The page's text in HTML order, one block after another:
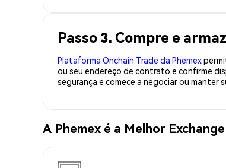
Passo 3. Compre e
Plataforma Onchain Trade da Phemex
ou seu endereço de contrato e confirme
segurança e comece a negociar ou manter
A Phemex é a Melhor